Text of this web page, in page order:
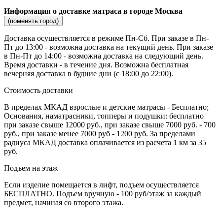
Информация о доставке матраса в городе Москва
(поменять город)
Доставка осуществляется в режиме Пн-Сб. При заказе в Пн-
Пт до 13:00 - возможна доставка на текущий день. При заказе
в Пн-Пт до 14:00 - возможна доставка на следующий день.
Время доставки - в течение дня. Возможна бесплатная
вечерняя доставка в будние дни (с 18:00 до 22:00).
Стоимость доставки
В пределах МКАД взрослые и детские матрасы - Бесплатно;
Основания, наматрасники, топперы и подушки: бесплатно
при заказе свыше 12000 руб., при заказе свыше 7000 руб. - 700
руб., при заказе менее 7000 руб - 1200 руб. За пределами
радиуса МКАД доставка оплачивается из расчета 1 км за 35
руб.
Подъем на этаж
Если изделие помещается в лифт, подъем осуществляется
БЕСПЛАТНО. Подъем вручную - 100 руб/этаж за каждый
предмет, начиная со второго этажа.